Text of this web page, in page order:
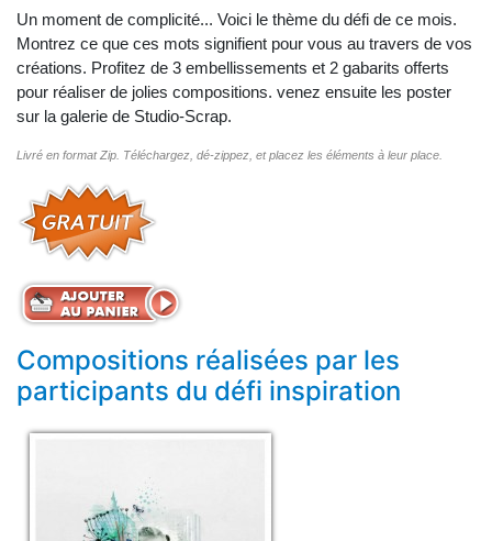
Un moment de complicité... Voici le thème du défi de ce mois.
Montrez ce que ces mots signifient pour vous au travers de vos
créations. Profitez de 3 embellissements et 2 gabarits offerts
pour réaliser de jolies compositions. venez ensuite les poster
sur la galerie de Studio-Scrap.
Livré en format Zip. Téléchargez, dé-zippez, et placez les éléments à leur place.
Compositions réalisées par les
participants du défi inspiration